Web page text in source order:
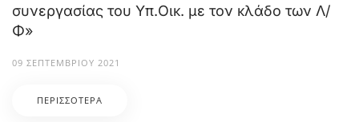
συνεργασίας του Υπ.Οικ. με τον κλάδο των Λ/
Φ»
09 ΣΕΠΤΕΜΒΡΊΟΥ 2021
ΠΕΡΙΣΣΌΤΕΡΑ